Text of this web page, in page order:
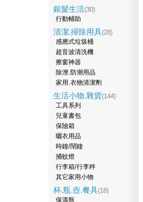
銀髮生活(30)
行動輔助
清潔.掃除用具(28)
感應式垃圾桶
超音波清洗機
擦窗神器
除溼.防潮用品
家用.衣物清潔劑
生活小物.雜貨(144)
工具系列
兒童書包
保險箱
曬衣用品
時鐘/鬧鐘
捕蚊燈
行李箱/行李秤
其它家用小物
杯.瓶.壺.餐具(18)
保溫瓶